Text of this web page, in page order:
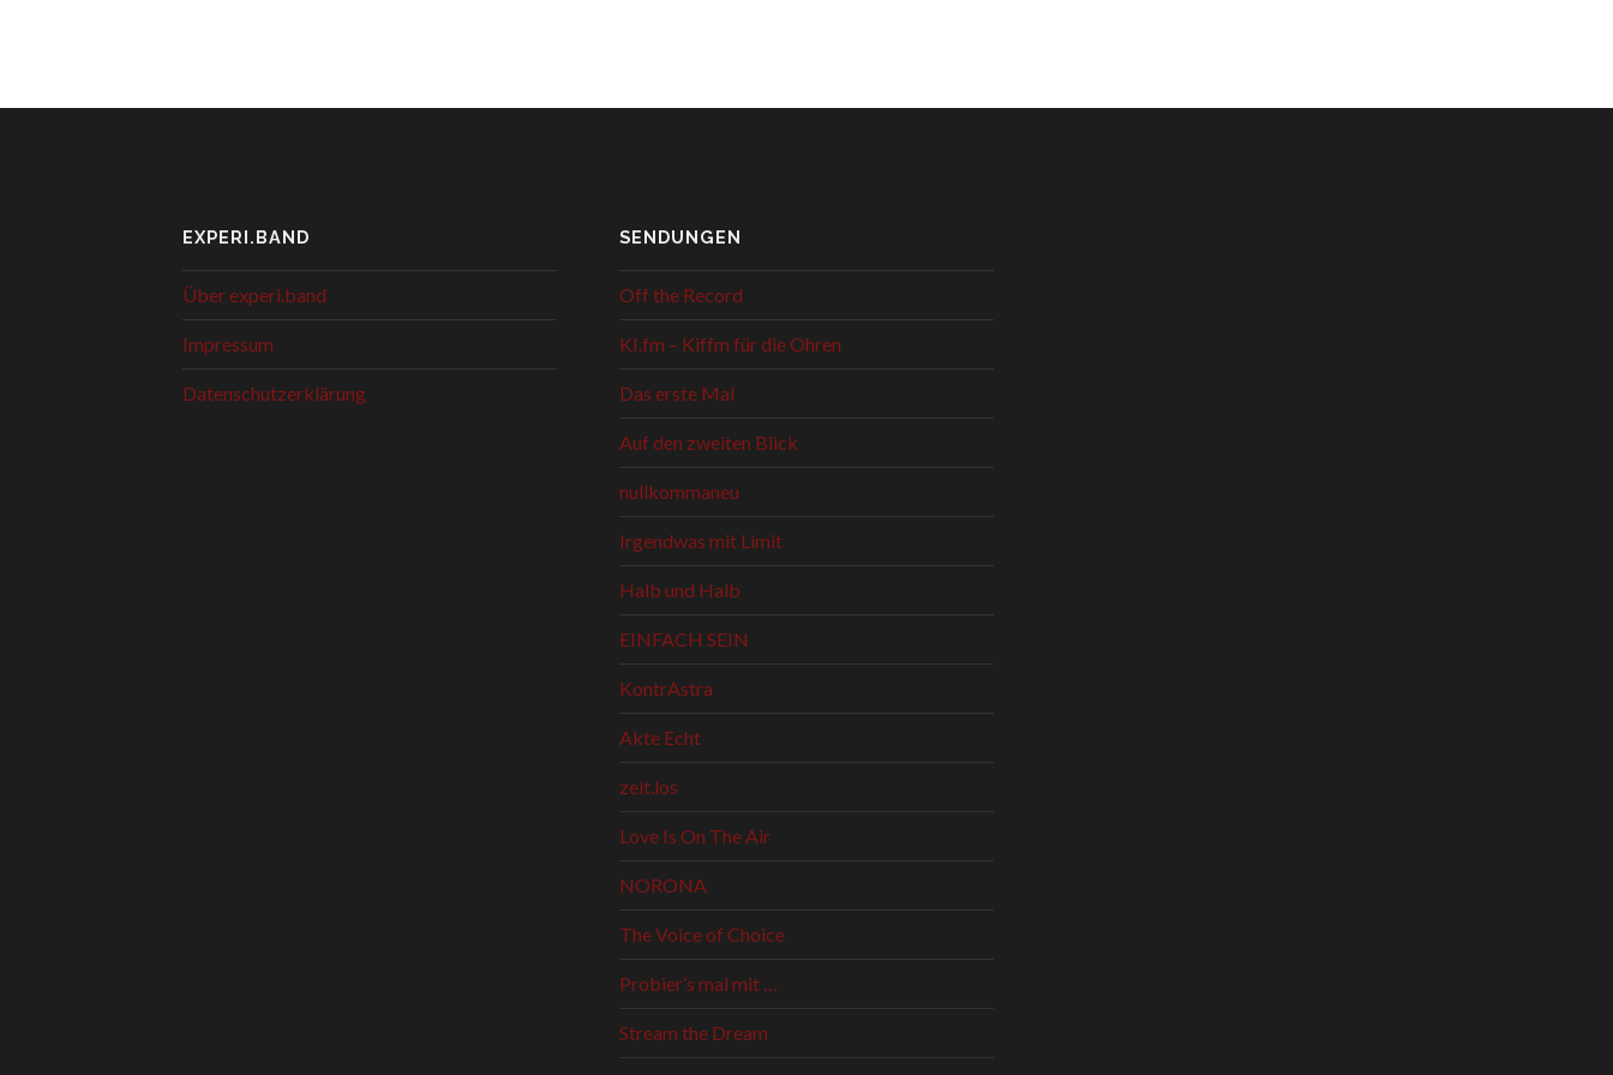
EXPERI.BAND
Über experi.band
Impressum
Datenschutzerklärung
SENDUNGEN
Off the Record
KI.fm – Kiffm für die Ohren
Das erste Mal
Auf den zweiten Blick
nullkommaneu
Irgendwas mit Limit
Halb und Halb
EINFACH SEIN
KontrAstra
Akte Echt
zeit.los
Love Is On The Air
NORONA
The Voice of Choice
Probier’s mal mit …
Stream the Dream